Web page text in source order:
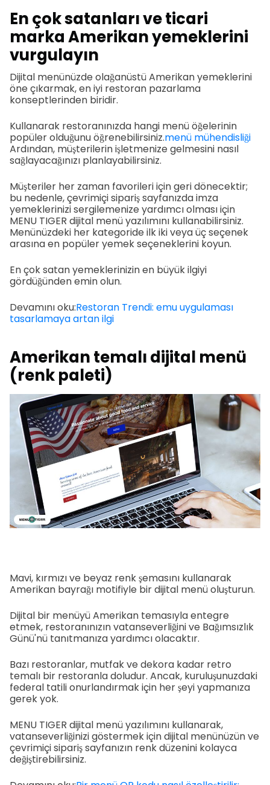
En çok satanları ve ticari
marka Amerikan yemeklerini
vurgulayın
Dijital menünüzde olağanüstü Amerikan yemeklerini
öne çıkarmak, en iyi restoran pazarlama
konseptlerinden biridir.
Kullanarak restoranınızda hangi menü öğelerinin
popüler olduğunu öğrenebilirsiniz.menü mühendisliği
Ardından, müşterilerin işletmenize gelmesini nasıl
sağlayacağınızı planlayabilirsiniz.
Müşteriler her zaman favorileri için geri dönecektir;
bu nedenle, çevrimiçi sipariş sayfanızda imza
yemeklerinizi sergilemenize yardımcı olması için
MENU TIGER dijital menü yazılımını kullanabilirsiniz.
Menünüzdeki her kategoride ilk iki veya üç seçenek
arasına en popüler yemek seçeneklerini koyun.
En çok satan yemeklerinizin en büyük ilgiyi
gördüğünden emin olun.
Devamını oku:Restoran Trendi: emu uygulaması
tasarlamaya artan ilgi
Amerikan temalı dijital menü
(renk paleti)
Mavi, kırmızı ve beyaz renk şemasını kullanarak
Amerikan bayrağı motifiyle bir dijital menü oluşturun.
Dijital bir menüyü Amerikan temasıyla entegre
etmek, restoranınızın vatanseverliğini ve Bağımsızlık
Günü'nü tanıtmanıza yardımcı olacaktır.
Bazı restoranlar, mutfak ve dekora kadar retro
temalı bir restoranla doludur. Ancak, kuruluşunuzdaki
federal tatili onurlandırmak için her şeyi yapmanıza
gerek yok.
MENU TIGER dijital menü yazılımını kullanarak,
vatanseverliğinizi göstermek için dijital menünüzün ve
çevrimiçi sipariş sayfanızın renk düzenini kolayca
değiştirebilirsiniz.